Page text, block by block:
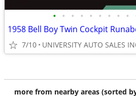
• • • • • • • • •
1958 Bell Boy Twin Cockpit
7/10 UNIVERSITY AUTO SALES
more from nearby areas (sorted